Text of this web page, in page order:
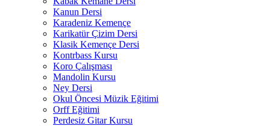
Kanun Dersi
Karadeniz Kemençe
Karikatür Çizim Dersi
Klasik Kemençe Dersi
Kontrbass Kursu
Koro Çalışması
Mandolin Kursu
Ney Dersi
Okul Öncesi Müzik Eğitimi
Orff Eğitimi
Perdesiz Gitar Kursu